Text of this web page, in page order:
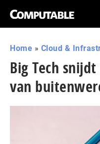
Home » Cloud &
Big Tech
van